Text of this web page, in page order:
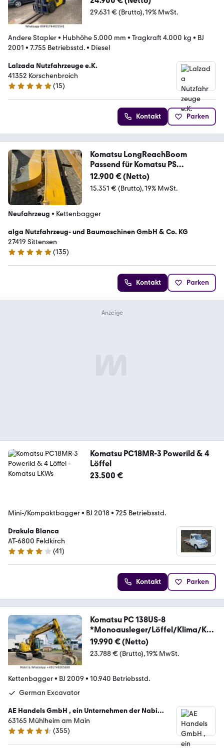
29.631 € (Brutto) 19% MwSt.
Andere Stapler• Hubhöhe 5.000 mm • Tragkraft 4.000 kg • BJ
2001 • 7.755 Betriebsstd.• Diesel
Lalzada Nutzfahrzeuge e.K.
41352 Korschenbroich
5 Sterne
(15)
Kontakt Parken
Komatsu LongReachBoom
Passend für Komatsu PS
200/210/240
12.900 € (Netto)
15.351 € (Brutto) 19% MwSt.
Neufahrzeug • Kettenbagger
alga Nutzfahrzeug- und Baumaschinen GmbH & Co. KG
27419 Sittensen
4.9 Sterne
(135)
Kontakt Parken
Komatsu PC18MR-3 Powerild & 4
Löffel
23.500 €
Mini-/Kompaktbagger• BJ 2018• 725 Betriebsstd.
Drakula Blanca
AT-6800 Feldkirch
4.1 Sterne
(41)
Kontakt Parken
Komatsu PC 138US-8
*Monoausleger/Löffel/Klima/Ka
mera
19.990 € (Netto)
23.788 € (Brutto) 19% MwSt.
Kettenbagger• BJ 2009 • 10.940 Betriebsstd.
German Excavator
AE Handels GmbH , ein Unternehmen der Nabi
Group
63165 Mühlheim am Main
4.4 Sterne
(355)